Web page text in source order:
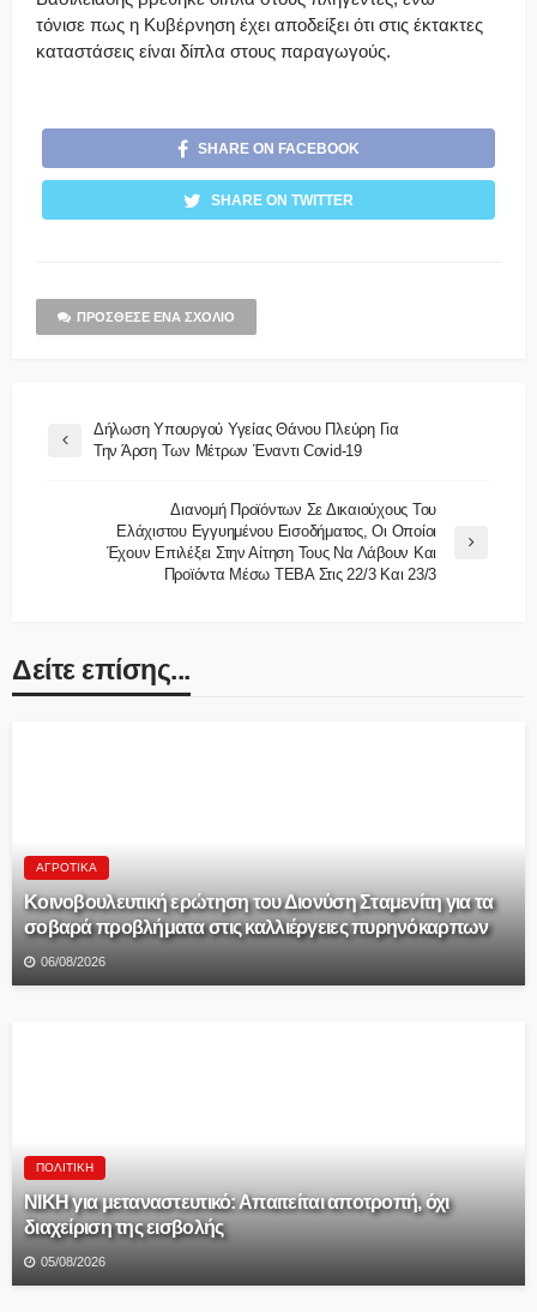
τόνισε πως η Κυβέρνηση έχει αποδείξει ότι στις έκτακτες
καταστάσεις είναι δίπλα στους παραγωγούς.
SHARE ON FACEBOOK
SHARE ON TWITTER
ΠΡΌΣΘΕΣΕ ΈΝΑ ΣΧΌΛΙΟ
Δήλωση Υπουργού Υγείας Θάνου Πλεύρη Για
Την Άρση Των Μέτρων Έναντι Covid-19
Διανομή Προϊόντων Σε Δικαιούχους Του
Ελάχιστου Εγγυημένου Εισοδήματος, Οι Οποίοι
Έχουν Επιλέξει Στην Αίτηση Τους Να Λάβουν Και
Προϊόντα Μέσω ΤΕΒΑ Στις 22/3 Και 23/3
Δείτε επίσης...
ΑΓΡΟΤΙΚΆ
Κοινοβουλευτική ερώτηση του Διονύση Σταμενίτη για τα
σοβαρά προβλήματα στις καλλιέργειες πυρηνόκαρπων
06/08/2026
ΠΟΛΙΤΙΚΉ
ΝΙΚΗ για μεταναστευτικό: Απαιτείται αποτροπή, όχι
διαχείριση της εισβολής
05/08/2026